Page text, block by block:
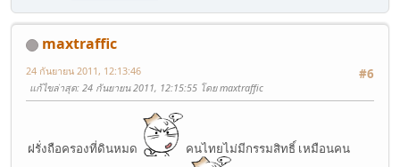
maxtraffic
#6
24 กันยายน 2011, 12:13:46
แก้ไขล่าสุด: 24 กันยายน 2011, 12:15:55 โดย maxtraffic
ฝรั่งถือครองที่ดินหมด คนไทยไม่มีกรรมสิทธิ์ เหมือนคน